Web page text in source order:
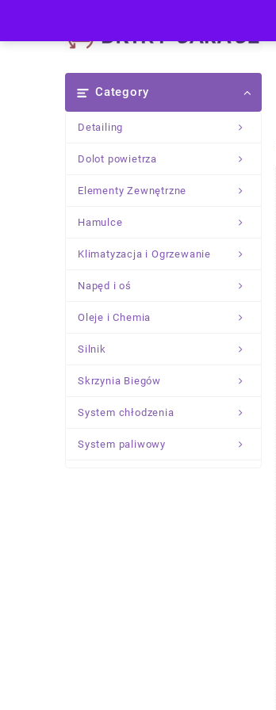
content
Category
Detailing
Dolot powietrza
Elementy Zewnętrzne
Hamulce
Klimatyzacja i Ogrzewanie
Napęd i oś
Oleje i Chemia
Silnik
Skrzynia Biegów
System chłodzenia
System paliwowy